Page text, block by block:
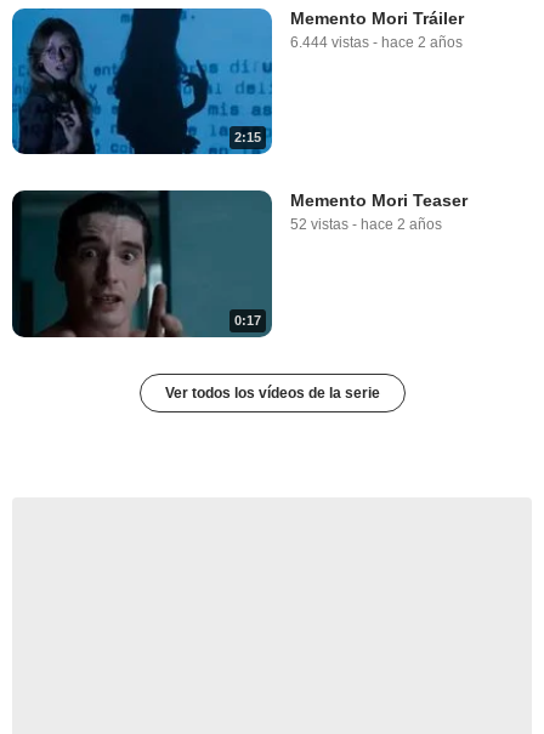
2:15
Memento Mori Tráiler
6.444 vistas - hace 2 años
0:17
Memento Mori Teaser
52 vistas - hace 2 años
Ver todos los vídeos de la serie